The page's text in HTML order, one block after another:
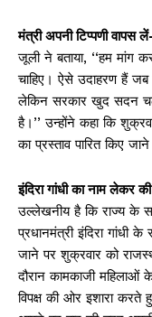
मंत्री अपनी टिप्पणी वापस
जूली ने बताया, ‘‘हम मांग
चाहिए। ऐसे उदाहरण हैं जब
लेकिन सरकार खुद सदन
है।’’ उन्होंने कहा कि
का प्रस्ताव पारित किए
इंदिरा गांधी का नाम लेकर की
उल्लेखनीय है कि राज्य के
प्रधानमंत्री इंदिरा गांधी
जाने पर शुक्रवार को
दौरान कामकाजी महिलाओं
विपक्ष की ओर इशारा